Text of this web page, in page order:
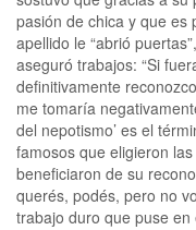
pasión de chica y que es
apellido le “abrió
aseguró trabajos: “Si
definitivamente
me tomaría
del nepotismo’ es el
famosos que eligieron
beneficiaron de su
querés, podés, pero no
trabajo duro que puse en